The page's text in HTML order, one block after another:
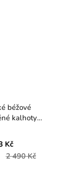
béžové
kalhoty
Kč
2 490 Kč